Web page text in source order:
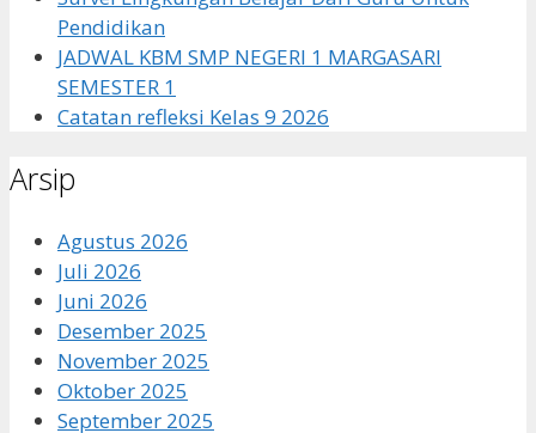
Pendidikan
JADWAL KBM SMP NEGERI 1 MARGASARI
SEMESTER 1
Catatan refleksi Kelas 9 2026
Arsip
Agustus 2026
Juli 2026
Juni 2026
Desember 2025
November 2025
Oktober 2025
September 2025